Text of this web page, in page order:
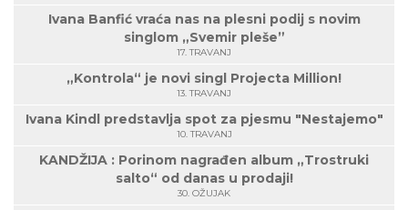
Ivana Banfić vraća nas na plesni podij s novim
singlom „Svemir pleše”
17. TRAVANJ
„Kontrola“ je novi singl Projecta Million!
13. TRAVANJ
Ivana Kindl predstavlja spot za pjesmu "Nestajemo"
10. TRAVANJ
KANDŽIJA : Porinom nagrađen album „Trostruki
salto“ od danas u prodaji!
30. OŽUJAK